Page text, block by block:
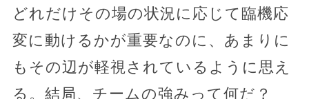
どれだけその場の状況に応じて臨機応
変に動けるかが重要なのに、あまりに
もその辺が軽視されているように思え
る。結局、チームの強みって何だ？